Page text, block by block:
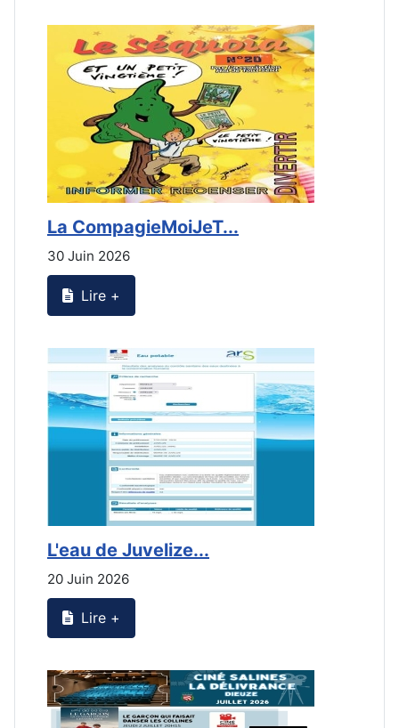
La CompagieMoiJeT...
30 Juin 2026
Lire +
L'eau de Juvelize...
20 Juin 2026
Lire +